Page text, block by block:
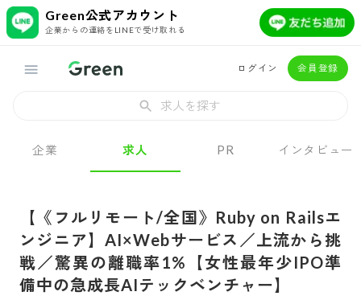
Green公式アカウント
企業からの連絡をLINEで受け取れる
ログイン 会員登録
求人を探す
企業 求人 PR インタビュー
【《フルリモート/全国》Ruby on Railsエ
ンジニア】AI×Webサービス／上流から挑
戦／驚異の離職率1%【女性最年少IPO準
備中の急成長AIテックベンチャー】